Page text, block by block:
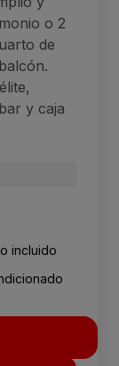
o 2
de
y caja
incluido